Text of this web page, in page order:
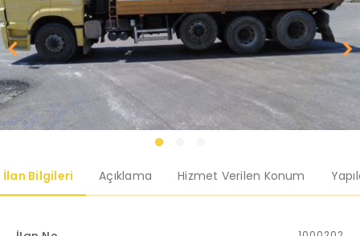
İlan Bilgileri Açıklama Hizmet Verilen Konum